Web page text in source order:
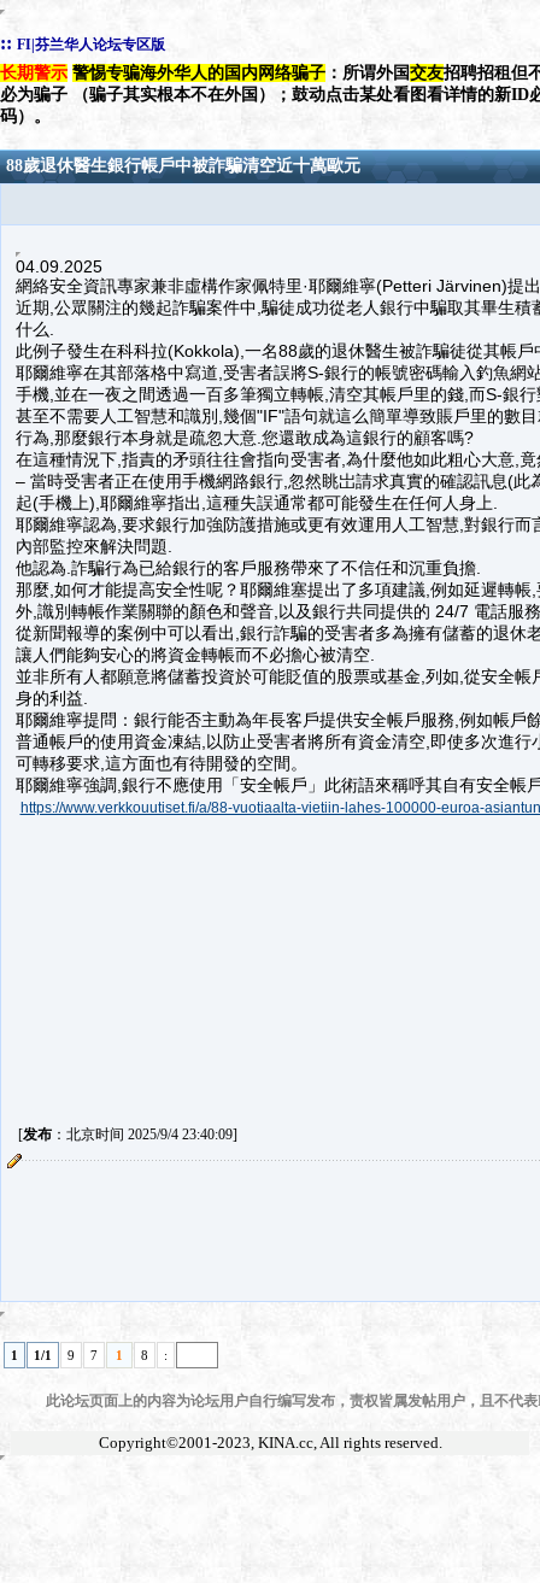
:: FI|芬兰华人论坛专区版
长期警示 警惕专骗海外华人的国内网络骗子 ：所谓外国交友招聘招租但
必为骗子 （骗子其实根本不在外国）；鼓动点击某处看图看详情的新ID
码）。
88歲退休醫生銀行帳戶中被詐騙清空近十萬歐元
04.09.2025
網絡安全資訊專家兼非虛構作家佩特里·耶爾維寧(Petteri Järvinen)提
近期,公眾關注的幾起詐騙案件中,騙徒成功從老人銀行中騙取其畢生
什么.
此例子發生在科科拉(Kokkola),一名88歲的退休醫生被詐騙徒從其帳
耶爾維寧在其部落格中寫道,受害者誤將S-銀行的帳號密碼輸入釣魚網
手機,並在一夜之間透過一百多筆獨立轉帳,清空其帳戶里的錢,而S-銀
甚至不需要人工智慧和識別,幾個"IF"語句就這么簡單導致賬戶里的數
行為,那麼銀行本身就是疏忽大意.您還敢成為這銀行的顧客嗎?
在這種情況下,指責的矛頭往往會指向受害者,為什麼他如此粗心大意,
– 當時受害者正在使用手機網路銀行,忽然眺岀請求真實的確認訊息(
起(手機上),耶爾維寧指出,這種失誤通常都可能發生在任何人身上.
耶爾維寧認為,要求銀行加強防護措施或更有效運用人工智慧,對銀行
內部監控來解決問題.
他認為.詐騙行為已給銀行的客戶服務帶來了不信任和沉重負擔.
那麼,如何才能提高安全性呢？耶爾維塞提出了多項建議,例如延遲轉
外,識別轉帳作業關聯的顏色和聲音,以及銀行共同提供的 24/7 電話服
從新聞報導的案例中可以看出,銀行詐騙的受害者多為擁有儲蓄的退休
讓人們能夠安心的將資金轉帳而不必擔心被清空.
並非所有人都願意將儲蓄投資於可能貶值的股票或基金,列如,從安全
身的利益.
耶爾維寧提問：銀行能否主動為年長客戶提供安全帳戶服務,例如帳戶
普通帳戶的使用資金凍結,以防止受害者將所有資金清空,即使多次進
可轉移要求,這方面也有待開發的空間。
耶爾維寧強調,銀行不應使用「安全帳戶」此術語來稱呼其自有安全帳
https://www.verkkouutiset.fi/a/88-vuotiaalta-vietiin-lahes-100000-euroa-
[发布：北京时间 2025/9/4 23:40:09]
1 1/1 9 7 1 8 :
此论坛页面上的内容为论坛用户自行编写发布，责权皆属发帖用户，且不代
Copyright©2001-2023, KINA.cc, All rights reserved.